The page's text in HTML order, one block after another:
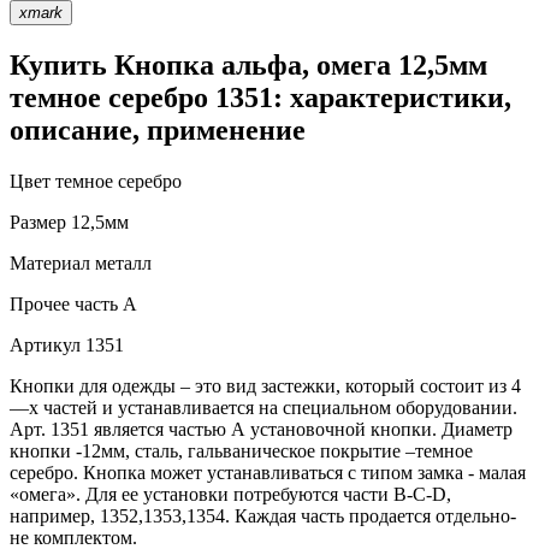
xmark
Купить Кнопка альфа, омега 12,5мм
темное серебро 1351: характеристики,
описание, применение
Цвет темное серебро
Размер 12,5мм
Материал металл
Прочее часть A
Артикул 1351
Кнопки для одежды – это вид застежки, который состоит из 4
—х частей и устанавливается на специальном оборудовании.
Арт. 1351 является частью А установочной кнопки. Диаметр
кнопки -12мм, сталь, гальваническое покрытие –темное
серебро. Кнопка может устанавливаться с типом замка - малая
«омега». Для ее установки потребуются части В-C-D,
например, 1352,1353,1354. Каждая часть продается отдельно-
не комплектом.